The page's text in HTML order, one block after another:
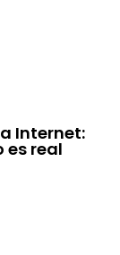
Internet:
es real